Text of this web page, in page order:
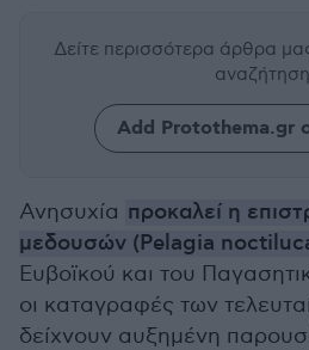
Δείτε περισσότερα άρθρα
Add Protothema.gr
Ανησυχία προκαλεί η
μεδουσών (Pelagia
Ευβοϊκού και του
οι καταγραφές των
δείχνουν αυξημένη